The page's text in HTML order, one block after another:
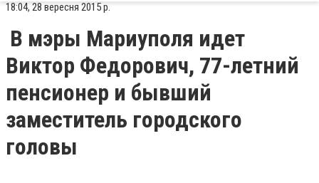
18:04, 28 вересня 2015 р.
В мэры Мариуполя идет
Виктор Федорович, 77-летний
пенсионер и бывший
заместитель городского
головы